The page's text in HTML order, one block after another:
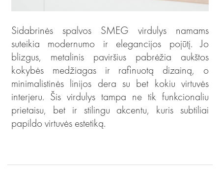
Sidabrinės spalvos SMEG virdulys namams
suteikia modernumo ir elegancijos pojūtį. Jo
blizgus, metalinis paviršius pabrėžia aukštos
kokybės medžiagas ir rafinuotą dizainą, o
minimalistinės linijos dera su bet kokiu virtuvės
interjeru. Šis virdulys tampa ne tik funkcionaliu
prietaisu, bet ir stilingu akcentu, kuris subtiliai
papildo virtuvės estetiką.